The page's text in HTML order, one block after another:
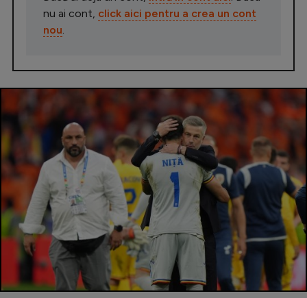
nu ai cont, click aici pentru a crea un cont
nou